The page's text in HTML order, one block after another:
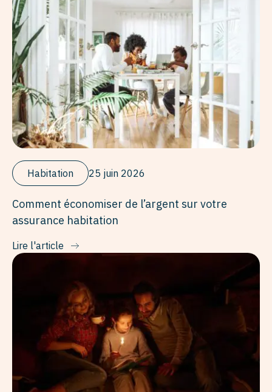
Habitation 25 juin 2026
Comment économiser de l’argent sur votre
assurance habitation
Lire l'article